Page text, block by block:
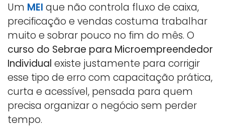
Um MEI que não controla fluxo de caixa,
precificação e vendas costuma trabalhar
muito e sobrar pouco no fim do mês. O
curso do Sebrae para Microempreendedor
Individual existe justamente para corrigir
esse tipo de erro com capacitação prática,
curta e acessível, pensada para quem
precisa organizar o negócio sem perder
tempo.